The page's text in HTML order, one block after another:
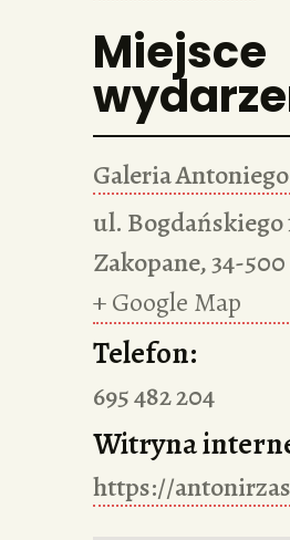
Miejsce
Galeria
ul. Bogdańskiego
Zakopane,34-500
+ Google Map
Telefon:
695 482 204
Witryna
https://